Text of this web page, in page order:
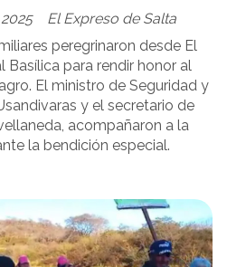
El Expreso de Salta
peregrinaron desde El
Basílica para rendir honor al
El ministro de Seguridad y
y el secretario de
acompañaron a la
la bendición especial.